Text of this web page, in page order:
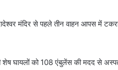
मंदिर से पहले तीन वाहन आपस में
शेष घायलों को 108 एंबुलेंस की मदद से